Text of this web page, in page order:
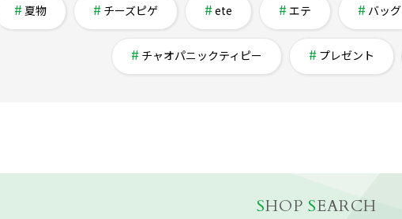
夏物 チーズピゲ ete エテ バッグ
チャオパニックティピー プレゼント
SHOP SEARCH